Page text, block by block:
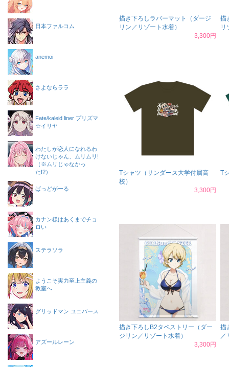
描き下ろしラバーマット（ダージ
リン／リゾート水着）
3,300円
描
リ
Tシャツ（サンダース大学付属高
校）
3,300円
T
描き下ろしB2タペストリー（ダー
ジリン／リゾート水着）
3,300円
描
／
日本ファルコム
anemoi
さよならララ
Fate/kaleid liner プリズマ
☆イリヤ
わたしが恋人になれるわ
けないじゃん、ムリムリ!
（※ムリじゃなかっ
た!?）
ばっどがーる
カナン様はあくまでチョ
ロい
ステラソラ
ようこそ実力至上主義の
教室へ
グリッドマン ユニバース
アズールレーン